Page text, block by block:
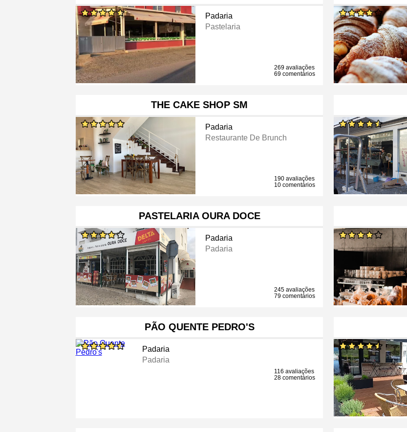
Padaria
Pastelaria
269 avaliações
69 comentários
THE CAKE SHOP SM
Padaria
Restaurante De Brunch
190 avaliações
10 comentários
PASTELARIA OURA DOCE
Padaria
Padaria
245 avaliações
79 comentários
PÃO QUENTE PEDRO'S
Padaria
Padaria
116 avaliações
28 comentários